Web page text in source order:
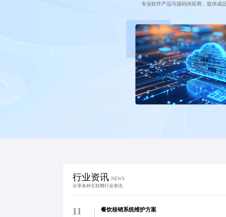
专业软件产品与源码供应商，提供成
行业资讯 NEWS
分享各种互联网行业资讯
11 餐饮核销系统维护方案